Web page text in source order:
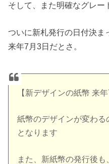
そして、また明確なグレー
ついに新札発行の日付決ま
来年7月3日だとさ。
【新デザインの紙幣 来
紙幣のデザインが変わる
となります
また、新紙幣の発行後